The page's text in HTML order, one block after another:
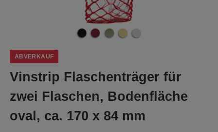
ABVERKAUF
Vinstrip Flaschenträger für
zwei Flaschen, Bodenfläche
oval, ca. 170 x 84 mm